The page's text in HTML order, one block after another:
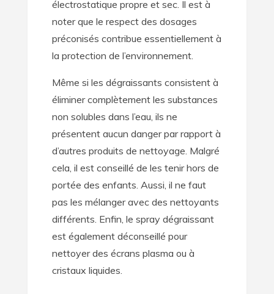
électrostatique propre et sec. Il est à
noter que le respect des dosages
préconisés contribue essentiellement à
la protection de l’environnement.
Même si les dégraissants consistent à
éliminer complètement les substances
non solubles dans l’eau, ils ne
présentent aucun danger par rapport à
d’autres produits de nettoyage. Malgré
cela, il est conseillé de les tenir hors de
portée des enfants. Aussi, il ne faut
pas les mélanger avec des nettoyants
différents. Enfin, le spray dégraissant
est également déconseillé pour
nettoyer des écrans plasma ou à
cristaux liquides.